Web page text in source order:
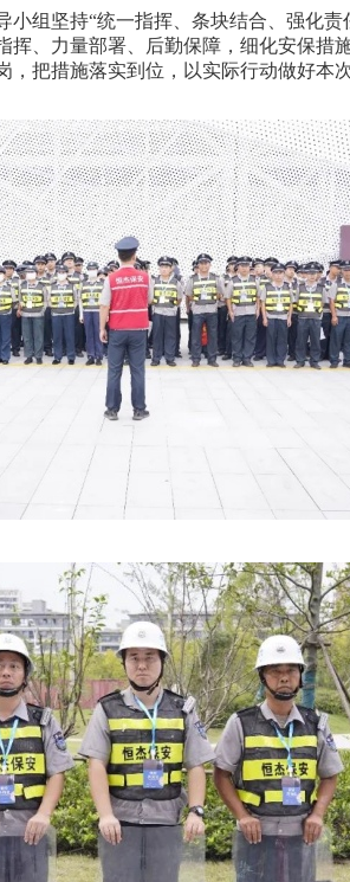
组坚持“统一指挥、条块结合、强化责
挥、力量部署、后勤保障，细化安保措
把措施落实到位，以实际行动做好本